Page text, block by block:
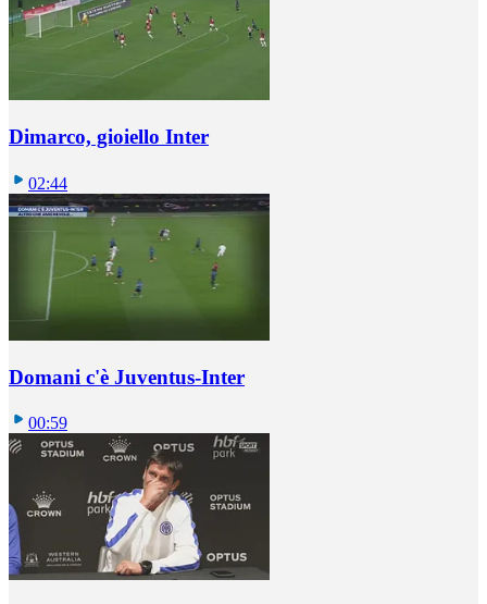
Dimarco, gioiello Inter
02:44
Domani c'è Juventus-Inter
00:59